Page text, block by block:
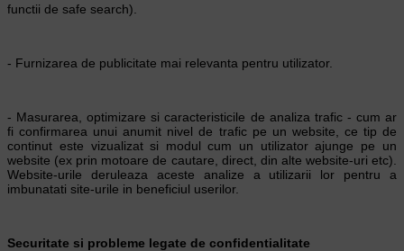
functii de safe search).
- Furnizarea de publicitate mai relevanta pentru utilizator.
- Masurarea, optimizare si caracteristicile de analiza trafic - cum ar
fi confirmarea unui anumit nivel de trafic pe un website, ce tip de
continut este vizualizat si modul cum un utilizator ajunge pe un
website (ex prin motoare de cautare, direct, din alte website-uri etc).
Website-urile deruleaza aceste analize a utilizarii lor pentru a
imbunatati site-urile in beneficiul userilor.
Securitate si probleme legate de confidentialitate